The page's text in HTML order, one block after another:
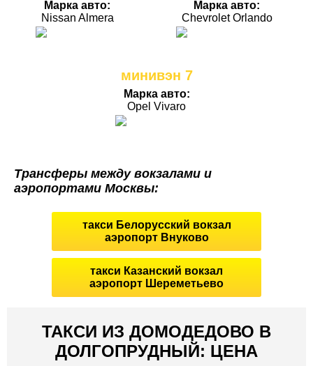
Марка авто:
Nissan Almera
Марка авто:
Chevrolet Orlando
минивэн 7
Марка авто:
Opel Vivaro
Трансферы между вокзалами и
аэропортами Москвы:
такси Белорусский вокзал
аэропорт Внуково
такси Казанский вокзал
аэропорт Шереметьево
ТАКСИ ИЗ ДОМОДЕДОВО В
ДОЛГОПРУДНЫЙ: ЦЕНА